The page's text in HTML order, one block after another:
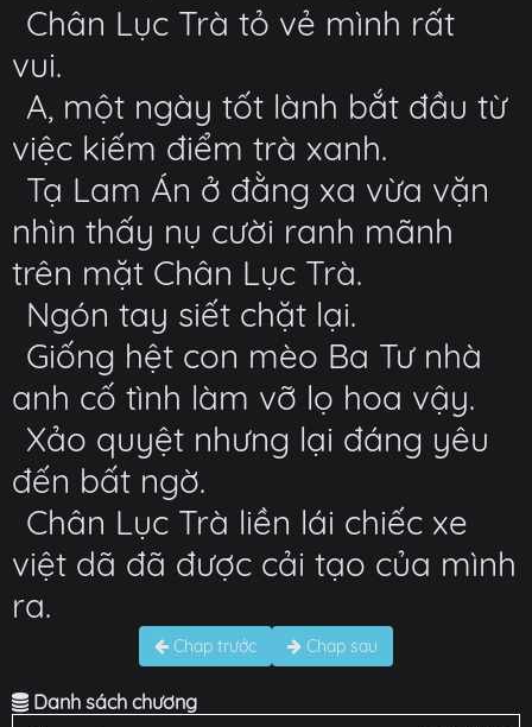
Chân Lục Trà tỏ vẻ mình rất
vui.
A, một ngày tốt lành bắt đầu từ
việc kiếm điểm trà xanh.
Tạ Lam Án ở đằng xa vừa vặn
nhìn thấy nụ cười ranh mãnh
trên mặt Chân Lục Trà.
Ngón tay siết chặt lại.
Giống hệt con mèo Ba Tư nhà
anh cố tình làm vỡ lọ hoa vậy.
Xảo quyệt nhưng lại đáng yêu
đến bất ngờ.
Chân Lục Trà liền lái chiếc xe
việt dã đã được cải tạo của mình
ra.
Chap trước Chap sau
Danh sách chương